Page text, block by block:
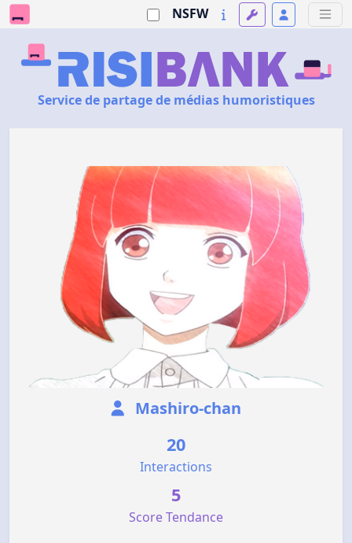
NSFW
Service de partage de médias humoristiques
Mashiro-chan
20
Interactions
5
Score Tendance